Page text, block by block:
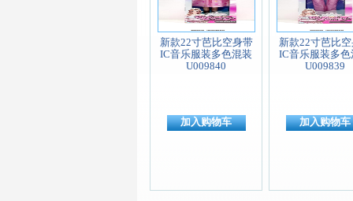
新款22寸芭比空身带
IC音乐服装多色混装
U009840
加入购物车
新款22寸芭比
IC音乐服装多色
U009839
加入购物车